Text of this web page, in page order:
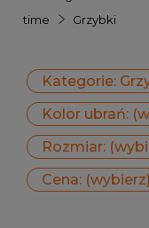
time
Grzybki
Kategorie:
Kolor ubrań:
Rozmiar:
Cena: (wybierz)